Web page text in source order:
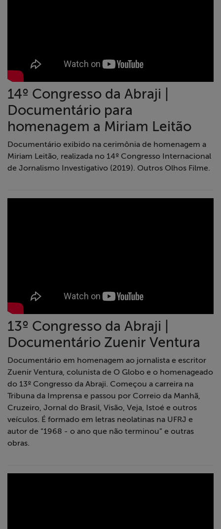
14º Congresso da Abraji |
Documentário para
homenagem a Miriam Leitão
Documentário exibido na cerimônia de homenagem a
Miriam Leitão, realizada no 14º Congresso Internacional
de Jornalismo Investigativo (2019). Outros Olhos Filme.
13º Congresso da Abraji |
Documentário Zuenir Ventura
Documentário em homenagem ao jornalista e escritor
Zuenir Ventura, colunista de O Globo e o homenageado
do 13º Congresso da Abraji. Começou a carreira na
Tribuna da Imprensa e passou por Correio da Manhã,
Cruzeiro, Jornal do Brasil, Visão, Veja, Istoé e outros
veículos. É formado em letras neolatinas na UFRJ e
autor de “1968 - o ano que não terminou” e outras
obras.